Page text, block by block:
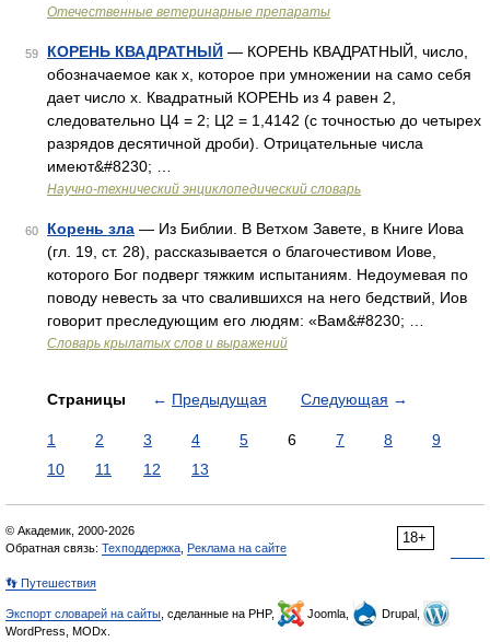
Отечественные ветеринарные препараты
59 КОРЕНЬ КВАДРАТНЫЙ — КОРЕНЬ КВАДРАТНЫЙ, число,
обозначаемое как х, которое при умножении на само себя
дает число х. Квадратный КОРЕНЬ из 4 равен 2,
следовательно Ц4 = 2; Ц2 = 1,4142 (с точностью до четырех
разрядов десятичной дроби). Отрицательные числа
имеют&#8230; …
Научно-технический энциклопедический словарь
60 Корень зла — Из Библии. В Ветхом Завете, в Книге Иова
(гл. 19, ст. 28), рассказывается о благочестивом Иове,
которого Бог подверг тяжким испытаниям. Недоумевая по
поводу невесть за что свалившихся на него бедствий, Иов
говорит преследующим его людям: «Вам&#8230; …
Словарь крылатых слов и выражений
Страницы ← Предыдущая Следующая →
1 2 3 4 5 6 7 8
9
10
11 12 13
18+
© Академик, 2000-2026
Обратная связь: Техподдержка Реклама на сайте
👣 Путешествия
Экспорт словарей на сайты , сделанные на PHP, Joomla,
Drupal,
WordPress, MODx.